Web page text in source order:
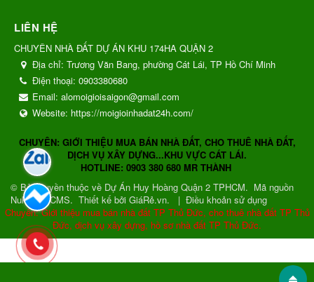
LIÊN HỆ
CHUYÊN NHÀ ĐẤT DỰ ÁN KHU 174HA QUẬN 2
Địa chỉ: Trương Văn Bang, phường Cát Lái, TP Hồ Chí Minh
Điện thoại: 0903380680
Email: alomoigioisaigon@gmail.com
Website: https://moigioinhadat24h.com/
CHUYÊN: GIỚI THIỆU MUA BÁN NHÀ ĐẤT, CHO THUÊ NHÀ ĐẤT,
DỊCH VỤ XÂY DỰNG...KHU VỰC CÁT LÁI.
HOTLINE: 0903 380 680 MR THÀNH
© Bản quyền thuộc về Dự Án Huy Hoàng Quận 2 TPHCM. Mã nguồn
NukeViet CMS. Thiết kế bởi GiáRẻ.vn. | Điều khoản sử dụng
Chuyên: Giới thiệu mua bán nhà đất TP Thủ Đức, cho thuê nhà đất TP Thủ
Đức, dịch vụ xây dựng, hồ sơ nhà đất TP Thủ Đức.